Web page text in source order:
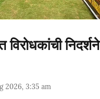
निदर्शने
2026, 3:35 am